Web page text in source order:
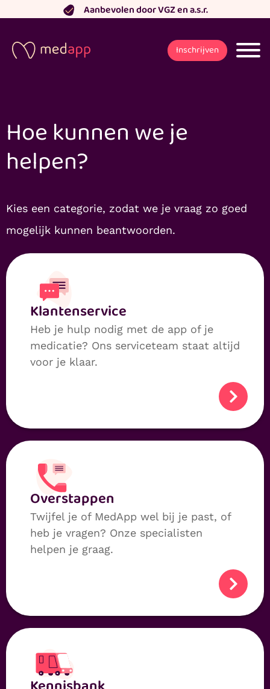
naar
inhoud
Aanbevolen door VGZ en a.s.r.
Inschrijven
Hoe kunnen we je
helpen?
Kies een categorie, zodat we je vraag zo goed
mogelijk kunnen beantwoorden.
Klanten­service
Heb je hulp nodig met de app of je
medicatie? Ons serviceteam staat altijd
voor je klaar.
Over­stappen
Twijfel je of MedApp wel bij je past, of
heb je vragen? Onze specialisten
helpen je graag.